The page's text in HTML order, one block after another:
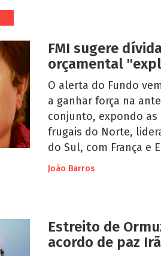
FMI sugere
orçamental
O alerta do Fundo
a ganhar força na
conjunto, expondo
frugais do Norte,
do Sul, com França e
João Barros
Estreito de
acordo de paz